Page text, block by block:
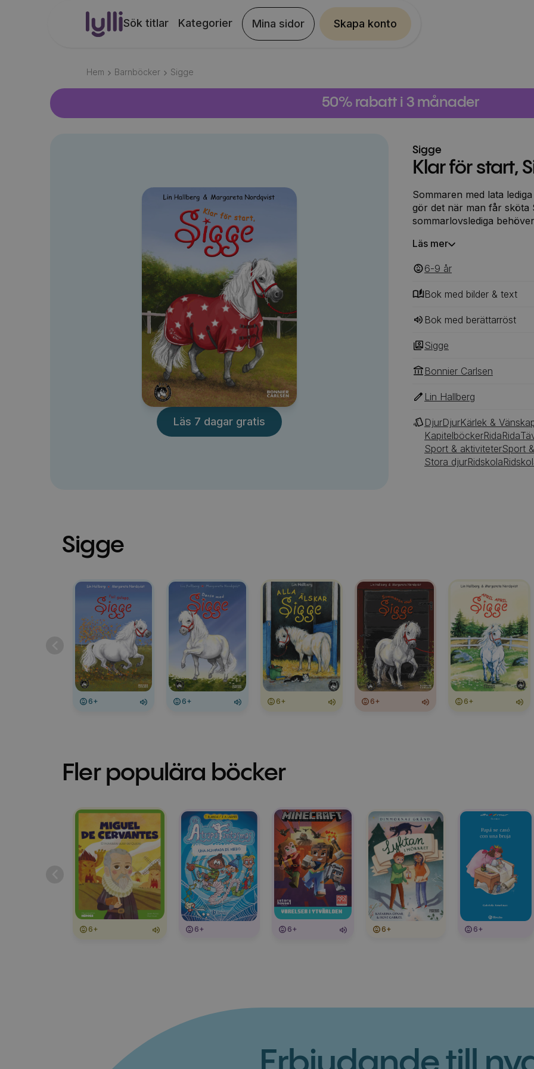
Sök titlar Kategorier Mina sidor Skapa konto
Hem Barnböcker Sigge
50% rabatt i 3 månader
Läs 7 dagar gratis
Sigge
Klar för start,
Sommaren med lata
gör det när man får sköta
sommarlovslediga
planerar en långritt med
Elinas fel och varför blev
Läs mer
6-9 ‎‎ år
Bok med bilder & text
Bok med berättarröst
Sigge
Bonnier Carlsen
Lin Hallberg
DjurDjurKärlek &
KapitelböckerRidaRida
Sport & aktiviteterSport
Stora djurRidskola
Sigge
6+ 6+ 6+ 6+ 6+
Fler populära böcker
6+ 6+ 6+ 6+ 6+